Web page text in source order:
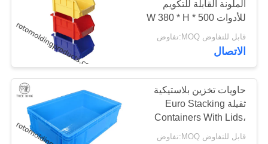
الملونة القابلة للتكويم
للأدوات 500 * W 380 * H
250 مم المعاد تدويرها
قابل للتفاوض MOQ:تفاوض
الاتصال
حاويات تخزين بلاستيكية
ثقيلة Euro Stacking
Containers With Lids،
Euro Stacking Boxes
قابل للتفاوض MOQ:تفاوض